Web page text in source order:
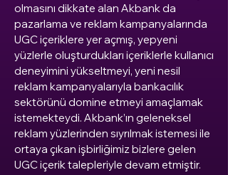
olmasını dikkate alan Akbank da
pazarlama ve reklam kampanyalarında
UGC içeriklere yer açmış, yepyeni
yüzlerle oluşturdukları içeriklerle kullanıcı
deneyimini yükseltmeyi, yeni nesil
reklam kampanyalarıyla bankacılık
sektörünü domine etmeyi amaçlamak
istemekteydi. Akbank’ın geleneksel
reklam yüzlerinden sıyrılmak istemesi ile
ortaya çıkan işbirliğimiz bizlere gelen
UGC içerik talepleriyle devam etmiştir.